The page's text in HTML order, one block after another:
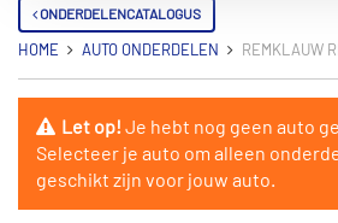
ONDERDELENCATALOGUS
HOME AUTO ONDERDELEN REMKLAUW
Let op!Je hebt nog geen auto
Selecteer je auto om alleen
geschikt zijn voor jouw auto.